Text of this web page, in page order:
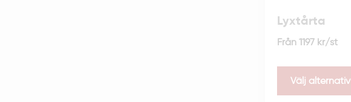
Lyxtårta
Från 1197 kr/st
Välj alternativ